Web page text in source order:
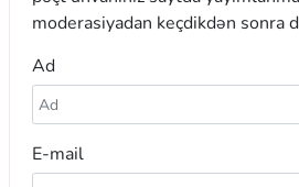
moderasiyadan keçdikdən sonra
Ad
E-mail